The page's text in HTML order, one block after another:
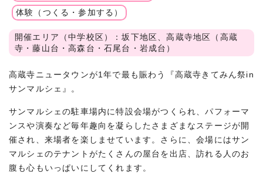
体験（つくる・参加する）
開催エリア（中学校区）：坂下地区、高蔵寺地区（高蔵
寺・藤山台・高森台・石尾台・岩成台）
高蔵寺ニュータウンが1年で最も賑わう『高蔵寺きてみん祭in
サンマルシェ』。
サンマルシェの駐車場内に特設会場がつくられ、パフォーマ
ンスや演奏など毎年趣向を凝らしたさまざまなステージが開
催され、来場者を楽しませています。さらに、会場にはサン
マルシェのテナントがたくさんの屋台を出店、訪れる人のお
腹も心もいっぱいにしてくれます。